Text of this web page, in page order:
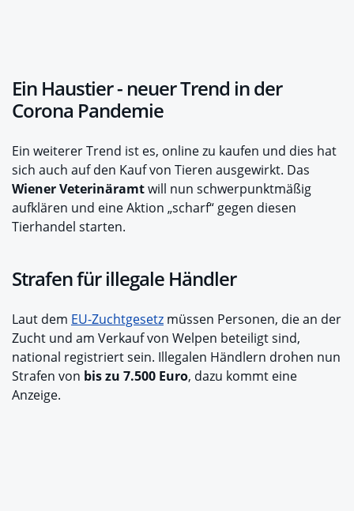
Ein Haustier - neuer Trend in der
Corona Pandemie
Ein weiterer Trend ist es, online zu kaufen und dies hat
sich auch auf den Kauf von Tieren ausgewirkt. Das
Wiener Veterinäramtwill nun schwerpunktmäßig
aufklären und eine Aktion „scharf“ gegen diesen
Tierhandel starten.
Strafen für illegale Händler
Laut dem EU-Zuchtgesetz müssen Personen, die an der
Zucht und am Verkauf von Welpen beteiligt sind,
national registriert sein. Illegalen Händlern drohen nun
Strafen von bis zu 7.500 Euro, dazu kommt eine
Anzeige.